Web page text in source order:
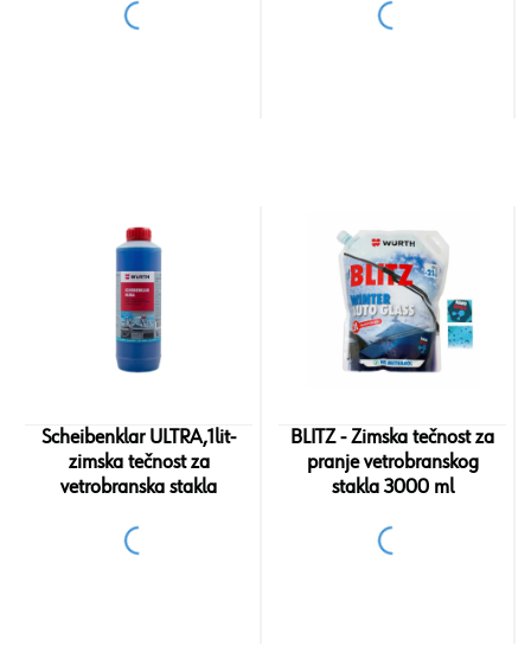
Scheibenklar ULTRA,1lit-
zimska tečnost za
vetrobranska stakla
BLITZ - Zimska tečnost za
pranje vetrobranskog
stakla 3000 ml